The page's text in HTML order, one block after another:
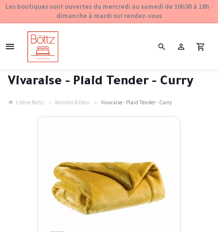
Les boutiques sont ouvertes du mercredi au samedi de 10h30 à 18h ·
dimanche à mardi sur rendez-vous
Vivaraise - Plaid Tender - Curry
Literie Bottz Mobilier & Déco Vivaraise - Plaid Tender - Curry